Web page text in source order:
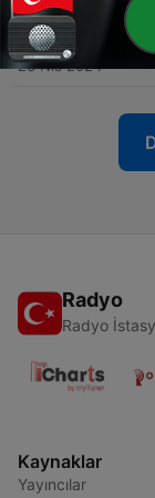
66 - İngilizce
23 Nis 2024
Radyo
Radyo
Kaynaklar
Yayıncılar